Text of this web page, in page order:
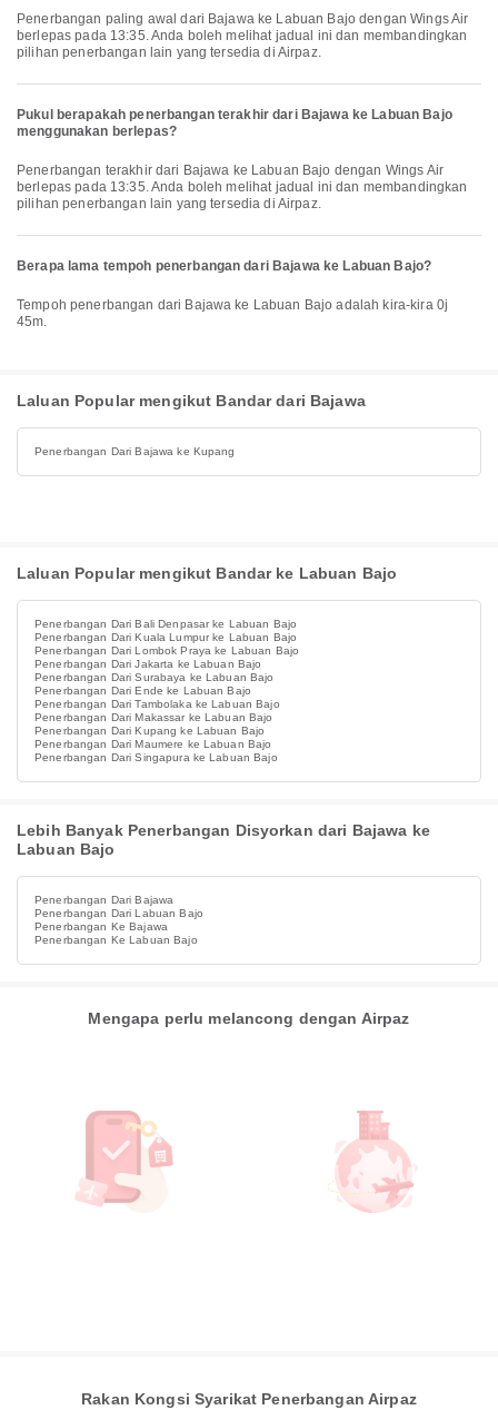
Penerbangan paling awal dari Bajawa ke Labuan Bajo dengan Wings Air
berlepas pada 13:35. Anda boleh melihat jadual ini dan membandingkan
pilihan penerbangan lain yang tersedia di Airpaz.
Pukul berapakah penerbangan terakhir dari Bajawa ke Labuan Bajo
menggunakan berlepas?
Penerbangan terakhir dari Bajawa ke Labuan Bajo dengan Wings Air
berlepas pada 13:35. Anda boleh melihat jadual ini dan membandingkan
pilihan penerbangan lain yang tersedia di Airpaz.
Berapa lama tempoh penerbangan dari Bajawa ke Labuan Bajo?
Tempoh penerbangan dari Bajawa ke Labuan Bajo adalah kira-kira 0j
45m.
Laluan Popular mengikut Bandar dari Bajawa
Penerbangan Dari Bajawa ke Kupang
Laluan Popular mengikut Bandar ke Labuan Bajo
Penerbangan Dari Bali Denpasar ke Labuan Bajo
Penerbangan Dari Kuala Lumpur ke Labuan Bajo
Penerbangan Dari Lombok Praya ke Labuan Bajo
Penerbangan Dari Jakarta ke Labuan Bajo
Penerbangan Dari Surabaya ke Labuan Bajo
Penerbangan Dari Ende ke Labuan Bajo
Penerbangan Dari Tambolaka ke Labuan Bajo
Penerbangan Dari Makassar ke Labuan Bajo
Penerbangan Dari Kupang ke Labuan Bajo
Penerbangan Dari Maumere ke Labuan Bajo
Penerbangan Dari Singapura ke Labuan Bajo
Lebih Banyak Penerbangan Disyorkan dari Bajawa ke
Labuan Bajo
Penerbangan Dari Bajawa
Penerbangan Dari Labuan Bajo
Penerbangan Ke Bajawa
Penerbangan Ke Labuan Bajo
Mengapa perlu melancong dengan Airpaz
Rakan Kongsi Syarikat Penerbangan Airpaz